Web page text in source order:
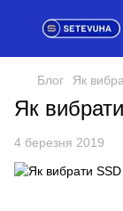
Блог Як
Як
4 березня 2019